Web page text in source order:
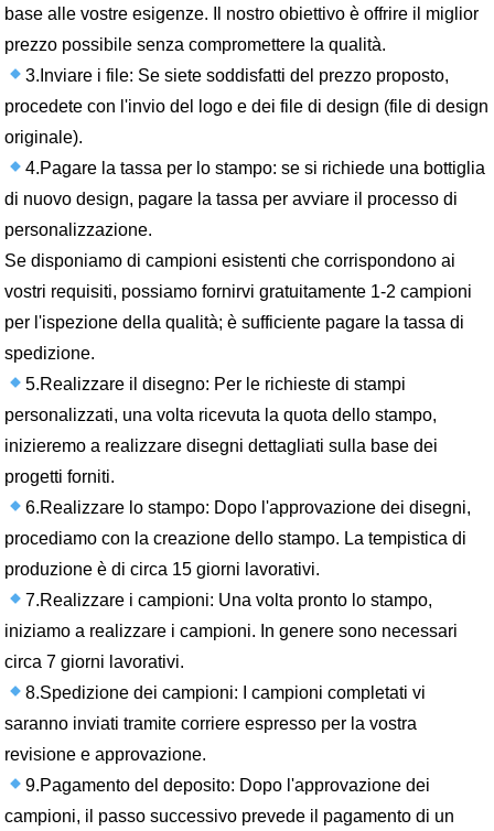
base alle vostre esigenze. Il nostro obiettivo è offrire il miglior
prezzo possibile senza compromettere la qualità.
3.Inviare i file: Se siete soddisfatti del prezzo proposto,
procedete con l'invio del logo e dei file di design (file di design
originale).
4.Pagare la tassa per lo stampo: se si richiede una bottiglia
di nuovo design, pagare la tassa per avviare il processo di
personalizzazione.
Se disponiamo di campioni esistenti che corrispondono ai
vostri requisiti, possiamo fornirvi gratuitamente 1-2 campioni
per l'ispezione della qualità; è sufficiente pagare la tassa di
spedizione.
5.Realizzare il disegno: Per le richieste di stampi
personalizzati, una volta ricevuta la quota dello stampo,
inizieremo a realizzare disegni dettagliati sulla base dei
progetti forniti.
6.Realizzare lo stampo: Dopo l'approvazione dei disegni,
procediamo con la creazione dello stampo. La tempistica di
produzione è di circa 15 giorni lavorativi.
7.Realizzare i campioni: Una volta pronto lo stampo,
iniziamo a realizzare i campioni. In genere sono necessari
circa 7 giorni lavorativi.
8.Spedizione dei campioni: I campioni completati vi
saranno inviati tramite corriere espresso per la vostra
revisione e approvazione.
9.Pagamento del deposito: Dopo l'approvazione dei
campioni, il passo successivo prevede il pagamento di un